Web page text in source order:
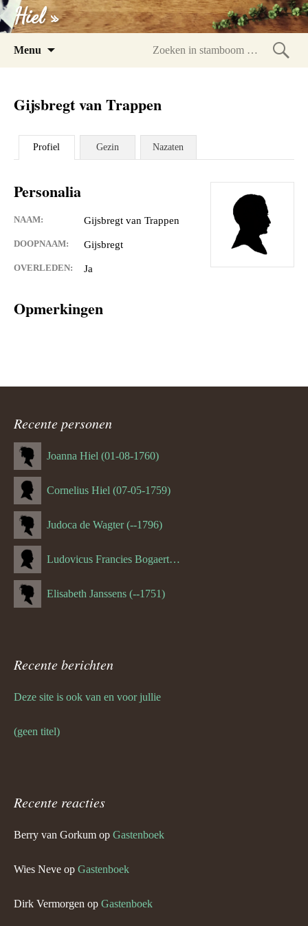
Hiel »
Menu
Gijsbregt van Trappen
Profiel Gezin Nazaten
Personalia
NAAM: Gijsbregt van Trappen
DOOPNAAM: Gijsbregt
OVERLEDEN: Ja
Opmerkingen
Recente personen
Joanna Hiel (01-08-1760)
Cornelius Hiel (07-05-1759)
Judoca de Wagter (--1796)
Ludovicus Francies Bogaert (--1825)
Elisabeth Janssens (--1751)
Recente berichten
Deze site is ook van en voor jullie
(geen titel)
Recente reacties
Berry van Gorkum op Gastenboek
Wies Neve op Gastenboek
Dirk Vermorgen op Gastenboek